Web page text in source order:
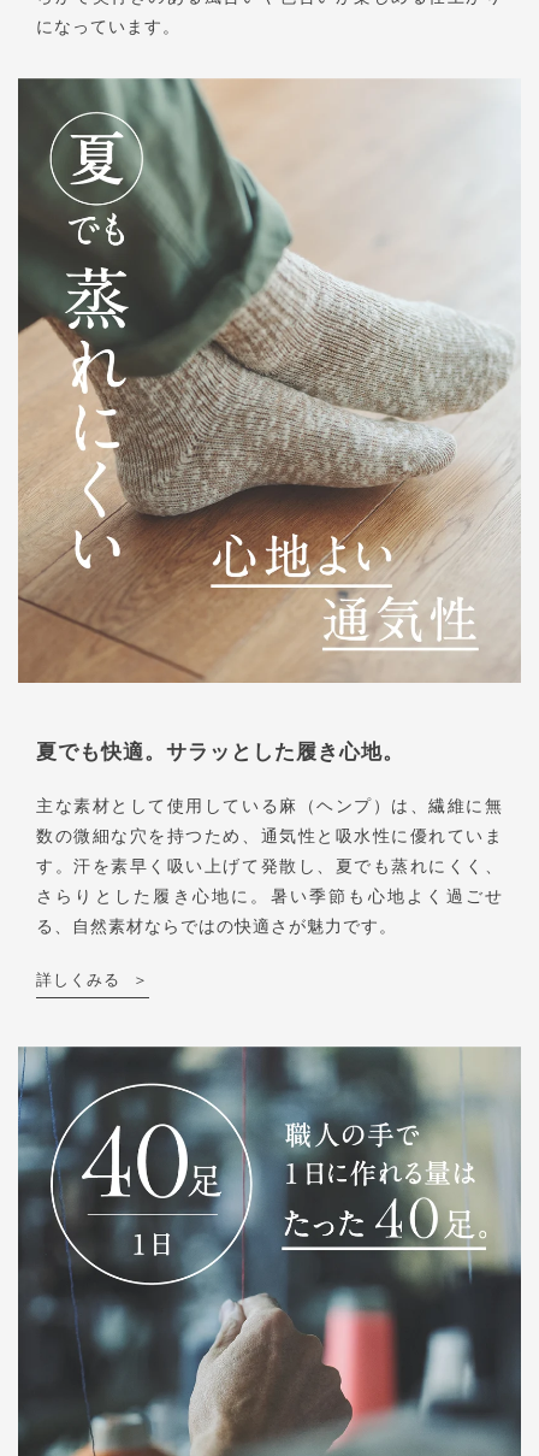
になっています。
夏でも快適。サラッとした履き心地。
主な素材として使用している麻（ヘンプ）は、繊維に無
数の微細な穴を持つため、通気性と吸水性に優れていま
す。汗を素早く吸い上げて発散し、夏でも蒸れにくく、
さらりとした履き心地に。暑い季節も心地よく過ごせ
る、自然素材ならではの快適さが魅力です。
詳しくみる ＞